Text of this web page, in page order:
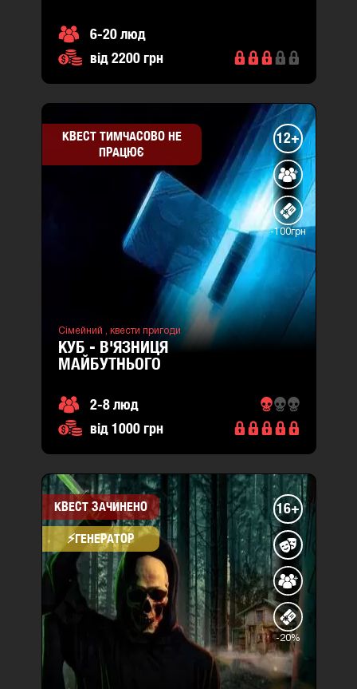
6-20 люд
від 2200 грн
КВЕСТ ТИМЧАСОВО НЕ
ПРАЦЮЄ
12+
-100грн
Сімейний , квести пригоди
КУБ - В'ЯЗНИЦЯ
МАЙБУТНЬОГО
2-8 люд
від 1000 грн
КВЕСТ ЗАЧИНЕНО
⚡​ГЕНЕРАТОР
16+
-20%